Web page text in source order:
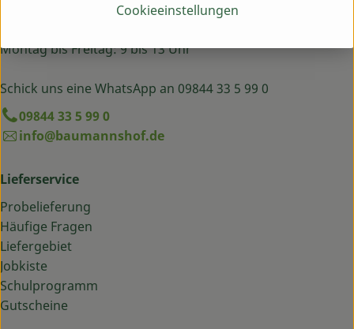
Montag bis Freitag: 9 bis 13 Uhr
Schick uns eine WhatsApp an 09844 33 5 99 0
09844 33 5 99 0
info@baumannshof.de
Lieferservice
Probelieferung
Häufige Fragen
Liefergebiet
Jobkiste
Schulprogramm
Gutscheine
Cookieeinstellungen